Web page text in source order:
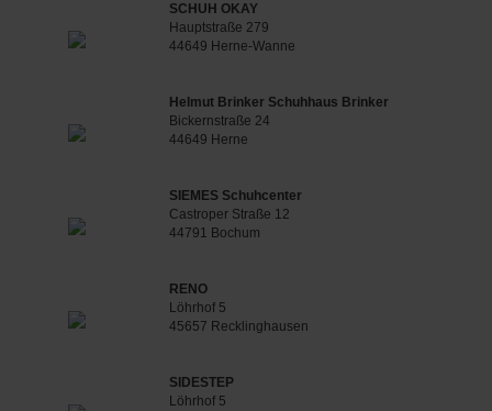
SCHUH OKAY
Hauptstraße 279
44649 Herne-Wanne
Helmut Brinker Schuhhaus Brinker
Bickernstraße 24
44649 Herne
SIEMES Schuhcenter
Castroper Straße 12
44791 Bochum
RENO
Löhrhof 5
45657 Recklinghausen
SIDESTEP
Löhrhof 5